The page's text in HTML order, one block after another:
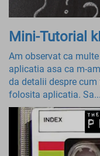
Mini-Tutorial
Am observat ca
aplicatia asa ca m-
da detalii despre
folosita aplicatia. Sa...